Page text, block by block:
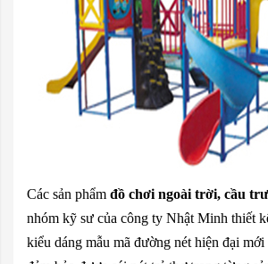
Các sản phẩm đồ chơi ngoài trời, cầu
nhóm kỹ sư của công ty Nhật Minh thiết
kiểu dáng mẫu mã đường nét hiện đại